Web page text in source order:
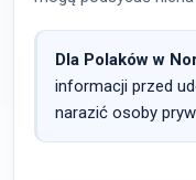
Dla Polaków w
informacji przed
narazić osoby